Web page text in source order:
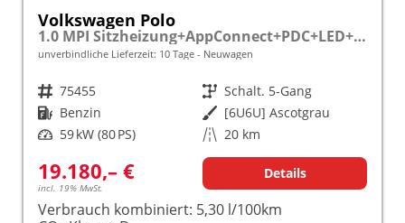
Volkswagen Polo
1.0 MPI Sitzheizung+AppConnect+PDC+LED+Touch+Lichtsensor+MultiLenkrad
unverbindliche Lieferzeit: 10 Tage Neuwagen
Fahrzeugnr. 75455 Getriebe Schalt. 5-Gang
Kraftstoff Benzin Außenfarbe [6U6U] Ascotgrau
Leistung 59 kW (80 PS) Kilometerstand 20 km
19.180,– €
incl. 19% MwSt.
Details
Verbrauch kombiniert: 5,30 l/100km